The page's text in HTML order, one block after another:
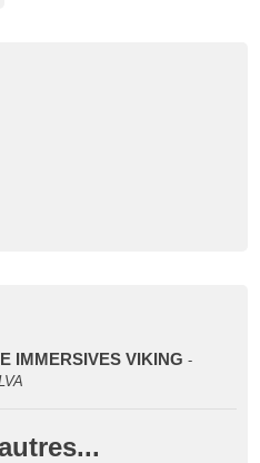
IMMERSIVES VIKING -